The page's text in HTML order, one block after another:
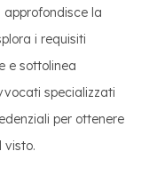
approfondisce la
i requisiti
e sottolinea
specializzati
per ottenere
visto.